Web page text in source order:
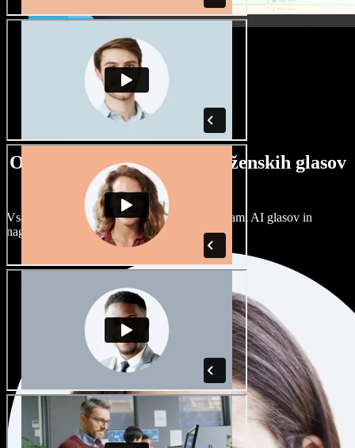
Ogromna izbira moških in ženskih glasov
ter naglasov
Vsak projekt je unikaten. Izbirajte med stotinami AI glasov in
naglasov ter jih prilagodite po svoje.